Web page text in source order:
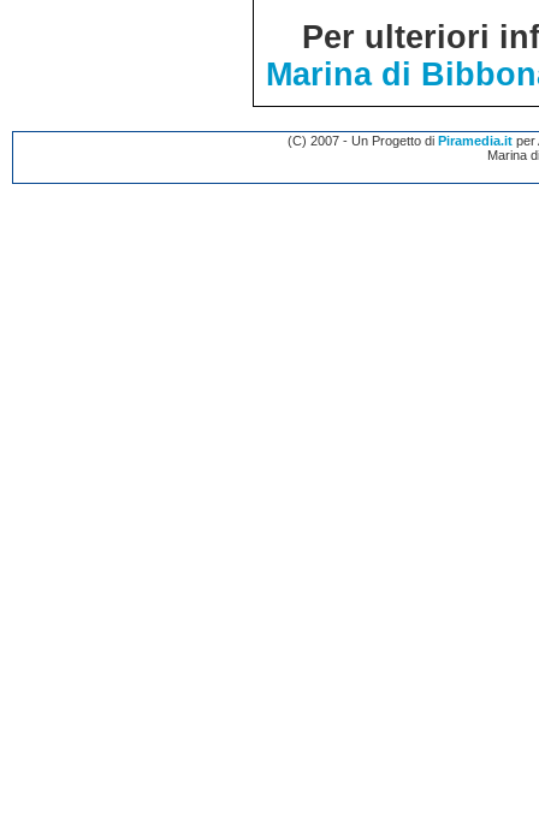
Per ulteriori
Marina di
(C) 2007 - Un Progetto di Piramedia.itper
Marina